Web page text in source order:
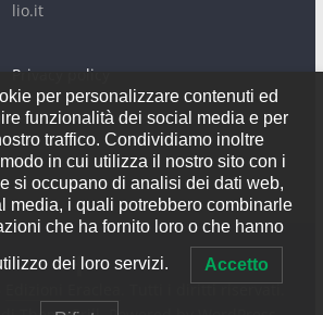
lio.it
Privacy policy
. Tutti i diritti riservati.
per personalizzare contenuti ed
funzionalità dei social media e per
traffico. Condividiamo inoltre
in cui utilizza il nostro sito con i
si occupano di analisi dei dati web,
media, i quali potrebbero combinarle
che ha fornito loro o che hanno
dei loro servizi. Accetto